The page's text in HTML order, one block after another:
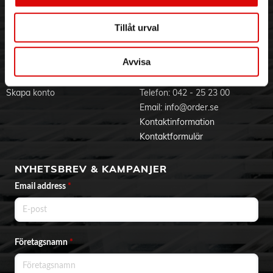
Tillåt urval
Avvisa
Jobba hos oss
Varumärken
Integritetspolicy
Om cookies
BLI KUND
Skapa konto
KONTAKTA OSS
Telefon: 042 - 25 23 00
Email: info@order.se
Kontaktinformation
Kontaktformulär
NYHETSBREV & KAMPANJER
Email address *
Företagsnamn*